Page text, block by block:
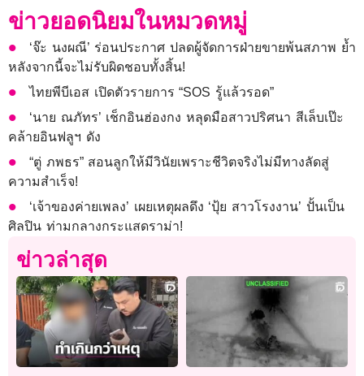
ข่าวยอดนิยมในหมวดหมู่
‘จ๊ะ นงผณี’ ร่อนประกาศ ปลดผู้จัดการฝ่ายขายพ้นสภาพ ย้ำ
หลังจากนี้จะไม่รับผิดชอบทั้งสิ้น!
ไทยพีบีเอส เปิดตัวรายการ “SOS รู้แล้วรอด”
‘นาย ณภัทร’ เช็กอินฮ่องกง หลุดมือสาวปริศนา สีเล็บเป๊ะ
คล้ายอินฟลูฯ ดัง
“ตู่ ภพธร” สอนลูกให้มีวินัยเพราะชีวิตจริงไม่มีทางลัดสู่
ความสำเร็จ!
‘เจ้าของค่ายเพลง’ เผยเหตุผลดึง ‘ปุ้ย สาวโรงงาน’ ปั้นเป็น
ศิลปิน ท่ามกลางกระแสดราม่า!
ข่าวล่าสุด